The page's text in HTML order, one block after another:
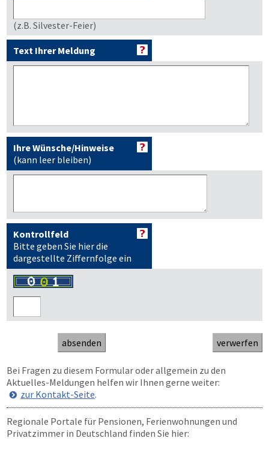
(z.B. Silvester-Feier)
Text Ihrer Meldung
Ihre Wünsche/Hinweise
(kann leer bleiben)
Kontrollfeld
Bitte geben Sie hier die
dargestellte Ziffernfolge ein
Bei Fragen zu diesem Formular oder allgemein zu den
Aktuelles-Meldungen helfen wir Ihnen gerne weiter:
zur Kontakt-Seite.
Regionale Portale für Pensionen, Ferienwohnungen und
Privatzimmer in Deutschland finden Sie hier: